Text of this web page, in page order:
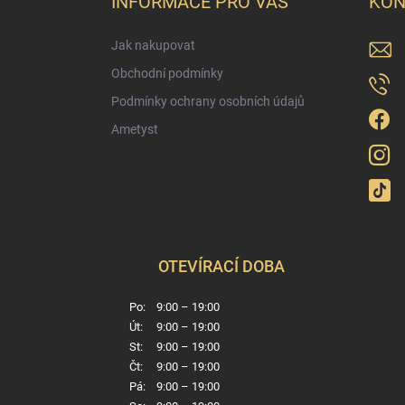
Jak nakupovat
Obchodní podmínky
Podmínky ochrany osobních údajů
Ametyst
OTEVÍRACÍ DOBA
Po:
9:00 – 19:00
Út:
9:00 – 19:00
St:
9:00 – 19:00
Čt:
9:00 – 19:00
Pá:
9:00 – 19:00